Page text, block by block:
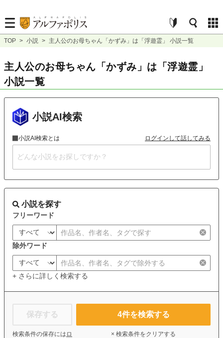
TOP > 小説 > 主人公のお母ちゃん「かずみ」は「浮遊霊」 小説一覧
主人公のお母ちゃん「かずみ」は「浮遊霊」
小説一覧
小説AI検索
小説AI検索とは ログインして話してみる
小説を探す
フリーワード
除外ワード
+ さらに詳しく検索する
保存する
検索条件の保存には ロ
4件を検索する
× 検索条件をクリアする